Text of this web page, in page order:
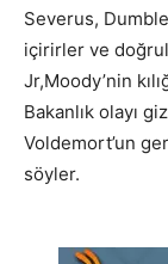
Severus,
içirirler ve
Jr,Moody’nin
Bakanlık olayı
Voldemort’un
söyler.